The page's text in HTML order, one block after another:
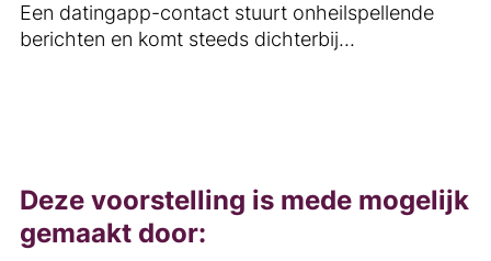
Een datingapp-contact stuurt onheilspellende
berichten en komt steeds dichterbij...
Deze voorstelling is mede mogelijk
gemaakt door: